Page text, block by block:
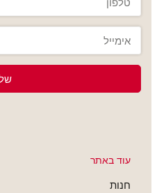
שלח
עוד באתר
חנות